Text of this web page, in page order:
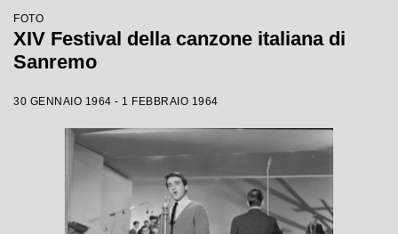
FOTO
XIV Festival della canzone italiana di
Sanremo
30 GENNAIO 1964 - 1 FEBBRAIO 1964